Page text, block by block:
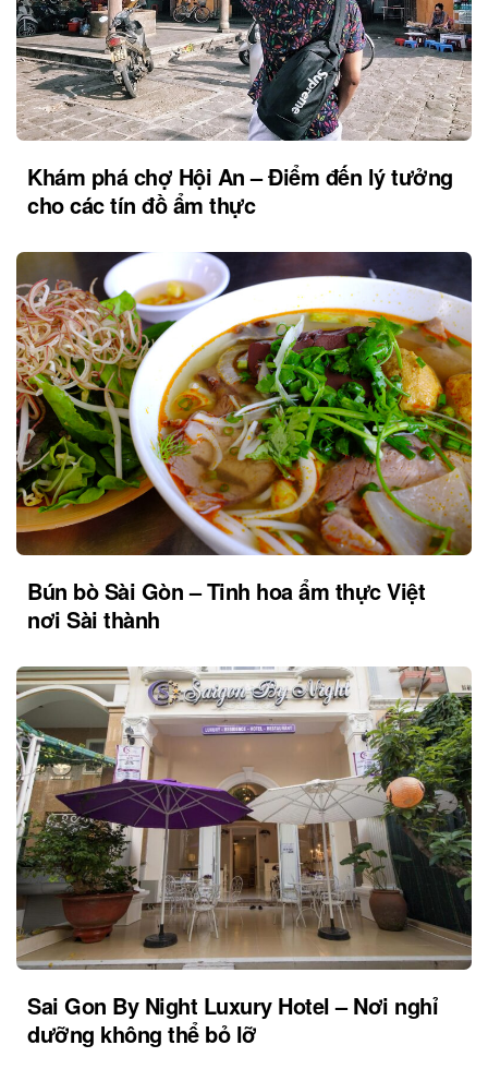
Khám phá chợ Hội An – Điểm đến lý tưởng
cho các tín đồ ẩm thực
Bún bò Sài Gòn – Tinh hoa ẩm thực Việt
nơi Sài thành
Sai Gon By Night Luxury Hotel – Nơi nghỉ
dưỡng không thể bỏ lỡ